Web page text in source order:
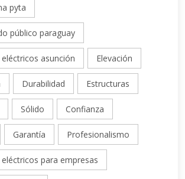
pyta
público paraguay
eléctricos asunción Elevación
Durabilidad Estructuras
Sólido Confianza
Garantía Profesionalismo
eléctricos para empresas